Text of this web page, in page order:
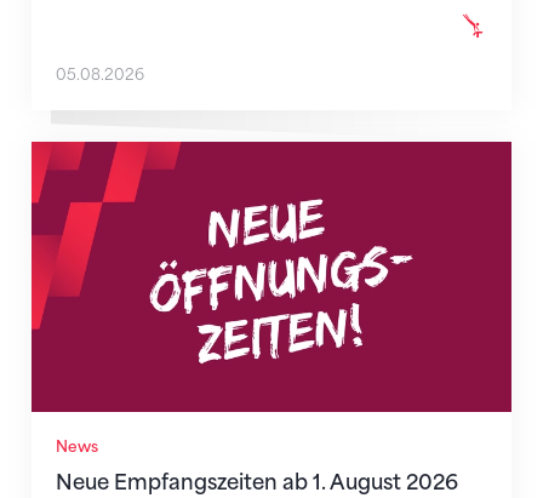
05.08.2026
News
Neue Empfangszeiten ab 1. August 2026
Neue Empfangszeiten ab 1. August 2026